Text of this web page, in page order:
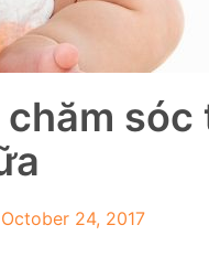
October 24, 2017